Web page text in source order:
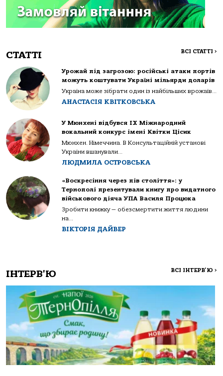
СТАТТІ ВСІ СТАТТІ >
Урожай під загрозою: російські атаки портів
можуть коштувати Україні мільярди доларів
Україна може зібрати один із найбільших врожаїв...
АНАСТАСІЯ КВІТКОВСЬКА
У Мюнхені відбувся IX Міжнародний
вокальний конкурс імені Квітки Цісик
Мюнхен. Німеччина. В Консультаційній установі
України вшанували...
ЛЮДМИЛА ОСТРОВСЬКА
«Воскресіння через пів століття»: у
Тернополі презентували книгу про видатного
військового діяча УПА Василя Процюка
Зробити книжку — обезсмертити життя людини
на...
ВІКТОРІЯ ДАЙВЕР
ІНТЕРВ'Ю ВСІ ІНТЕРВ'Ю >